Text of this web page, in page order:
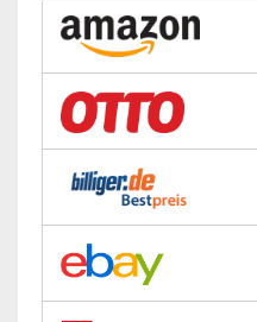
Vorteile
Amazon Lieferzeit